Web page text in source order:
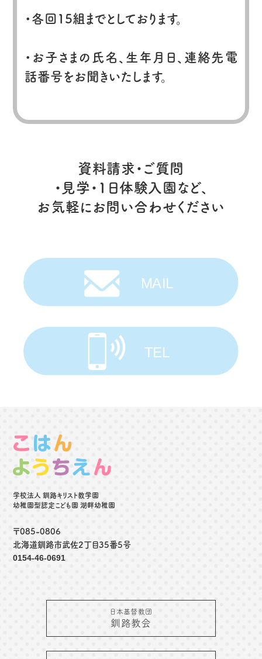
・各回15組までとしております。
・お子さまの氏名、生年月日、連絡先電
資料請求・ご質問
・見学・1日体験入園など、
お気軽にお問い合わせください
学校法人 釧路キリスト教学園
幼稚園型認定こども園 湖畔幼稚園
〒085-0806
北海道釧路市武佐2丁目35番5号
0154-46-0691
日本基督教団
釧路教会